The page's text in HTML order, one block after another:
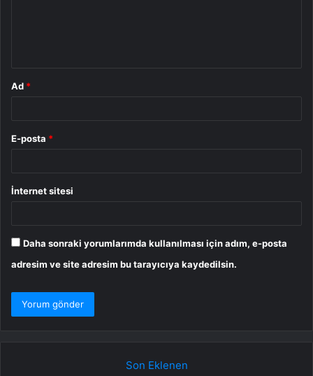
Ad *
E-posta *
İnternet sitesi
Daha sonraki yorumlarımda kullanılması için adım, e-posta
adresim ve site adresim bu tarayıcıya kaydedilsin.
Son Eklenen